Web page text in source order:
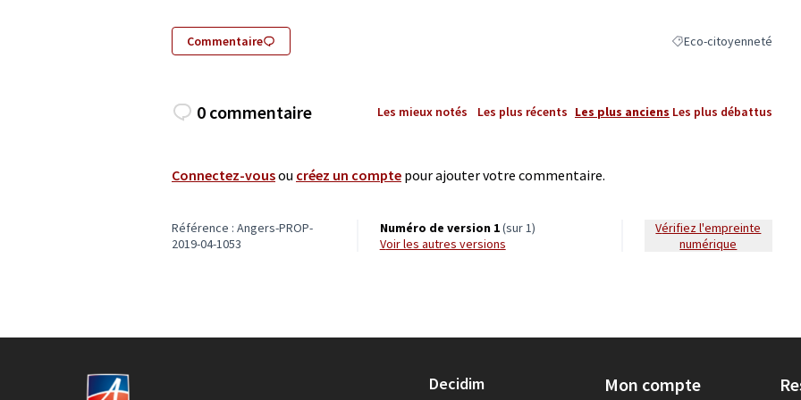
Commentaire Filtrer les résultats de
Eco-citoyenneté
0 commentaire Les mieux notés Les plus récents Les plus anciens Les plus débattus
Connectez-vousou créez un compte pour ajouter votre commentaire.
Référence : Angers-PROP-
2019-04-1053
Numéro de version 1(sur 1)
voir les autres versions
Vérifiez l'empreinte
numérique
Decidim Mon compte